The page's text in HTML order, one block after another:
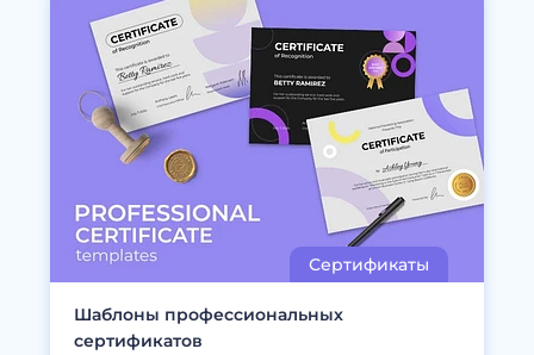
Шаблоны профессиональных
сертификатов